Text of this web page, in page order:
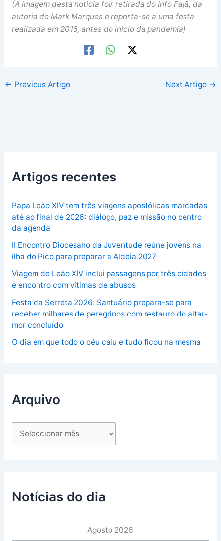
(A imagem desta noticia foir retirada do Info Fajã, da
autoria de Mark Marques e reporta-se a uma festa
realizada em 2016, antes do inicio da pandemia)
← Previous Artigo Next Artigo →
Artigos recentes
Papa Leão XIV tem três viagens apostólicas marcadas
até ao final de 2026: diálogo, paz e missão no centro
da agenda
II Encontro Diocesano da Juventude reúne jovens na
ilha do Pico para preparar a Aldeia 2027
Viagem de Leão XIV inclui passagens por três cidades
e encontro com vítimas de abusos
Festa da Serreta 2026: Santuário prepara-se para
receber milhares de peregrinos com restauro do altar-
mor concluído
O dia em que todo o céu caiu e tudo ficou na mesma
Arquivo
Notícias do dia
Agosto 2026